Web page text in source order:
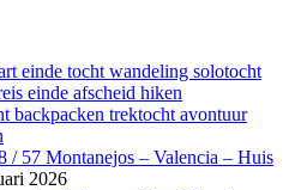
/ 57 Montanejos – Valencia – Huis
2026